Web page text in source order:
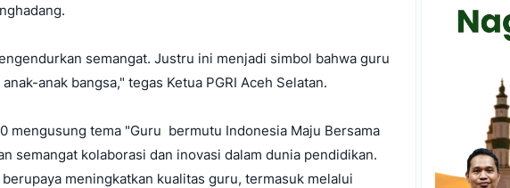
semangat. Justru ini menjadi simbol bahwa guru
anak bangsa," tegas Ketua PGRI Aceh Selatan.
mengusung tema "Guru bermutu Indonesia Maju Bersama
semangat kolaborasi dan inovasi dalam dunia pendidikan.
meningkatkan kualitas guru, termasuk melalui